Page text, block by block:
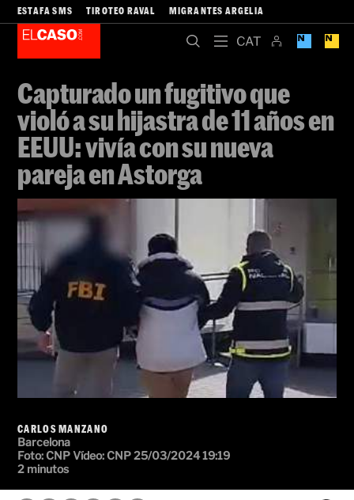
ESTAFA SMS TIROTEO RAVAL MIGRANTES ARGELIA
Capturado un fugitivo que
violó a su hijastra de 11 años en
EEUU: vivía con su nueva
pareja en Astorga
CARLOS MANZANO
Barcelona
Foto:CNPVídeo:CNP25/03/2024 19:19
2 minutos